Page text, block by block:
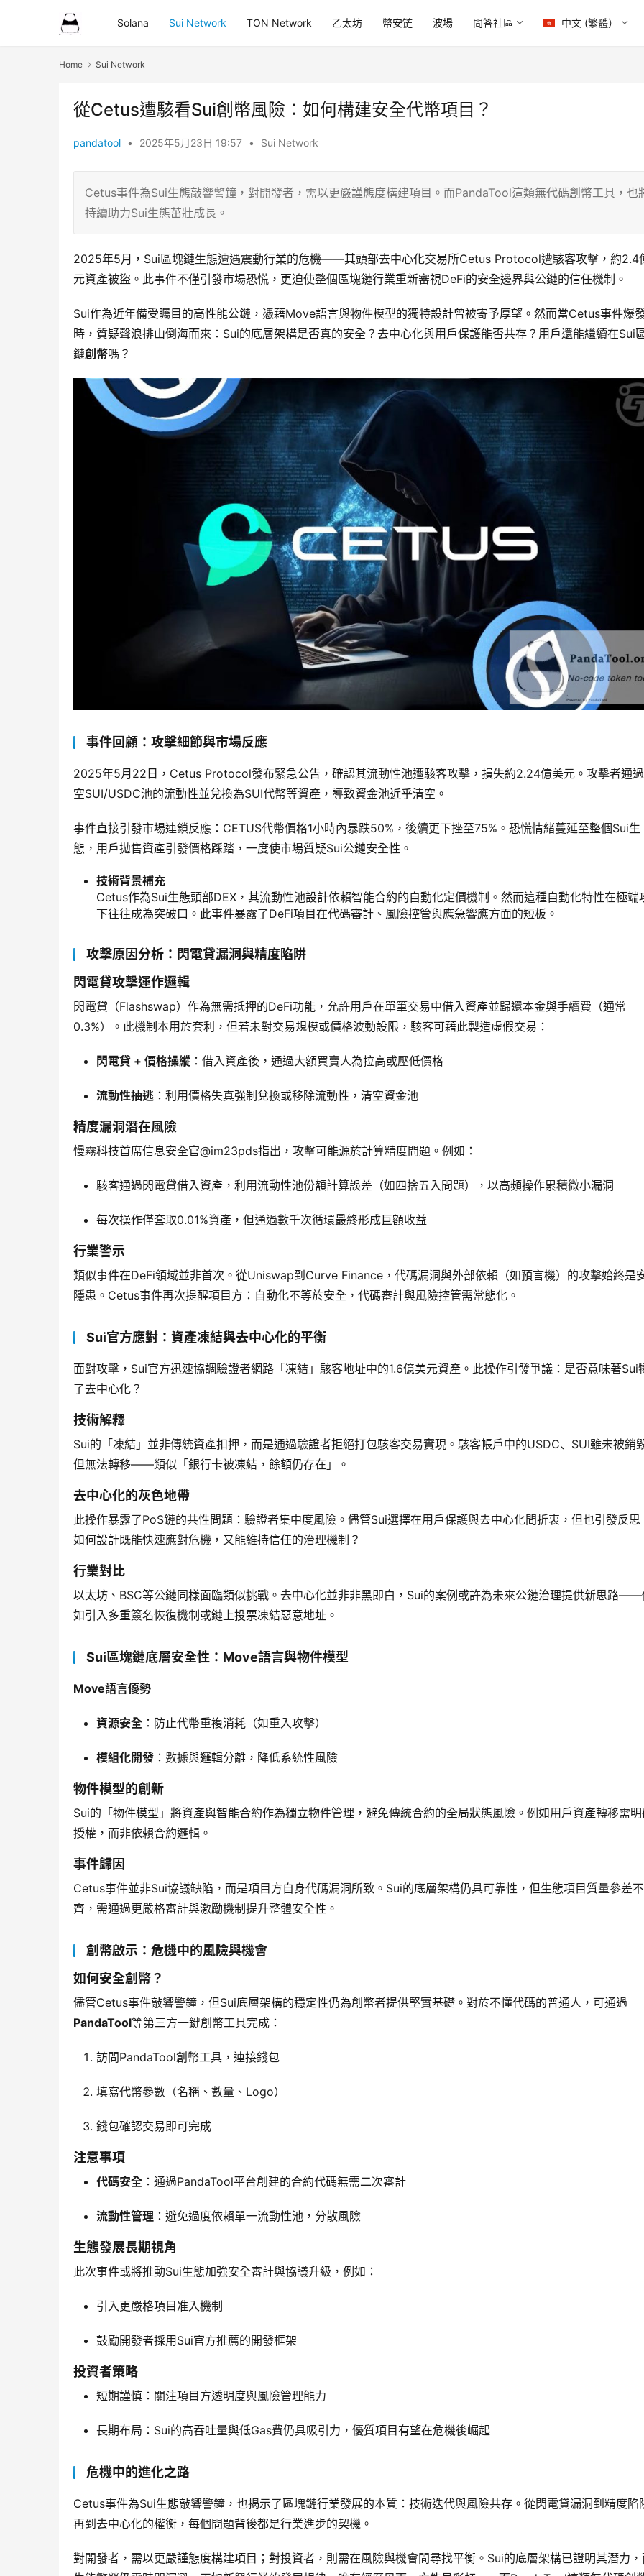
Solana Sui Network TON Network 乙太坊 幣安链 波場 問答社區 中文 (繁體）
Home Sui Network
從Cetus遭駭看Sui創幣風險：如何構建安全代幣項目？
pandatool • 2025年5月23日 19:57 • Sui Network
Cetus事件為Sui生態敲響警鐘，對開發者，需以更嚴謹態度構建項目。而PandaTool這類無代碼創幣工具，也
持續助力Sui生態茁壯成長。
2025年5月，Sui區塊鏈生態遭遇震動行業的危機——其頭部去中心化交易所Cetus Protocol遭駭客攻擊，約2.4
元資產被盜。此事件不僅引發市場恐慌，更迫使整個區塊鏈行業重新審視DeFi的安全邊界與公鏈的信任機制。
Sui作為近年備受矚目的高性能公鏈，憑藉Move語言與物件模型的獨特設計曾被寄予厚望。然而當Cetus事件爆
時，質疑聲浪排山倒海而來：Sui的底層架構是否真的安全？去中心化與用戶保護能否共存？用戶還能繼續在Sui
鏈創幣嗎？
事件回顧：攻擊細節與市場反應
2025年5月22日，Cetus Protocol發布緊急公告，確認其流動性池遭駭客攻擊，損失約2.24億美元。攻擊者通
空SUI/USDC池的流動性並兌換為SUI代幣等資產，導致資金池近乎清空。
事件直接引發市場連鎖反應：CETUS代幣價格1小時內暴跌50%，後續更下挫至75%。恐慌情緒蔓延至整個Sui生
態，用戶拋售資產引發價格踩踏，一度使市場質疑Sui公鏈安全性。
技術背景補充
Cetus作為Sui生態頭部DEX，其流動性池設計依賴智能合約的自動化定價機制。然而這種自動化特性在極端
下往往成為突破口。此事件暴露了DeFi項目在代碼審計、風險控管與應急響應方面的短板。
攻擊原因分析：閃電貸漏洞與精度陷阱
閃電貸攻擊運作邏輯
閃電貸（Flashswap）作為無需抵押的DeFi功能，允許用戶在單筆交易中借入資產並歸還本金與手續費（通常
0.3%）。此機制本用於套利，但若未對交易規模或價格波動設限，駭客可藉此製造虛假交易：
閃電貸 + 價格操縱 ：借入資產後，通過大額買賣人為拉高或壓低價格
流動性抽逃 ：利用價格失真強制兌換或移除流動性，清空資金池
精度漏洞潛在風險
慢霧科技首席信息安全官@im23pds指出，攻擊可能源於計算精度問題。例如：
駭客通過閃電貸借入資產，利用流動性池份額計算誤差（如四捨五入問題），以高頻操作累積微小漏洞
每次操作僅套取0.01%資產，但通過數千次循環最終形成巨額收益
行業警示
類似事件在DeFi領域並非首次。從Uniswap到Curve Finance，代碼漏洞與外部依賴（如預言機）的攻擊始終是
隱患。Cetus事件再次提醒項目方：自動化不等於安全，代碼審計與風險控管需常態化。
Sui官方應對：資產凍結與去中心化的平衡
面對攻擊，Sui官方迅速協調驗證者網路「凍結」駭客地址中的1.6億美元資產。此操作引發爭議：是否意味著Sui
了去中心化？
技術解釋
Sui的「凍結」並非傳統資產扣押，而是通過驗證者拒絕打包駭客交易實現。駭客帳戶中的USDC、SUI雖未被銷
但無法轉移——類似「銀行卡被凍結，餘額仍存在」。
去中心化的灰色地帶
此操作暴露了PoS鏈的共性問題：驗證者集中度風險。儘管Sui選擇在用戶保護與去中心化間折衷，但也引發反思
如何設計既能快速應對危機，又能維持信任的治理機制？
行業對比
以太坊、BSC等公鏈同樣面臨類似挑戰。去中心化並非非黑即白，Sui的案例或許為未來公鏈治理提供新思路
如引入多重簽名恢復機制或鏈上投票凍結惡意地址。
Sui區塊鏈底層安全性：Move語言與物件模型
Move語言優勢
資源安全 ：防止代幣重複消耗（如重入攻擊）
模組化開發 ：數據與邏輯分離，降低系統性風險
物件模型的創新
Sui的「物件模型」將資產與智能合約作為獨立物件管理，避免傳統合約的全局狀態風險。例如用戶資產轉移需
授權，而非依賴合約邏輯。
事件歸因
Cetus事件並非Sui協議缺陷，而是項目方自身代碼漏洞所致。Sui的底層架構仍具可靠性，但生態項目質量參差不
齊，需通過更嚴格審計與激勵機制提升整體安全性。
創幣啟示：危機中的風險與機會
如何安全創幣？
儘管Cetus事件敲響警鐘，但Sui底層架構的穩定性仍為創幣者提供堅實基礎。對於不懂代碼的普通人，可通過
PandaTool等第三方一鍵創幣工具完成：
訪問PandaTool創幣工具，連接錢包
填寫代幣參數（名稱、數量、Logo）
錢包確認交易即可完成
注意事項
代碼安全 ：通過PandaTool平台創建的合約代碼無需二次審計
流動性管理 ：避免過度依賴單一流動性池，分散風險
生態發展長期視角
此次事件或將推動Sui生態加強安全審計與協議升級，例如：
引入更嚴格項目准入機制
鼓勵開發者採用Sui官方推薦的開發框架
投資者策略
短期謹慎：關注項目方透明度與風險管理能力
長期布局：Sui的高吞吐量與低Gas費仍具吸引力，優質項目有望在危機後崛起
危機中的進化之路
Cetus事件為Sui生態敲響警鐘，也揭示了區塊鏈行業發展的本質：技術迭代與風險共存。從閃電貸漏洞到精度陷
再到去中心化的權衡，每個問題背後都是行業進步的契機。
對開發者，需以更嚴謹態度構建項目；對投資者，則需在風險與機會間尋找平衡。Sui的底層架構已證明其潛力